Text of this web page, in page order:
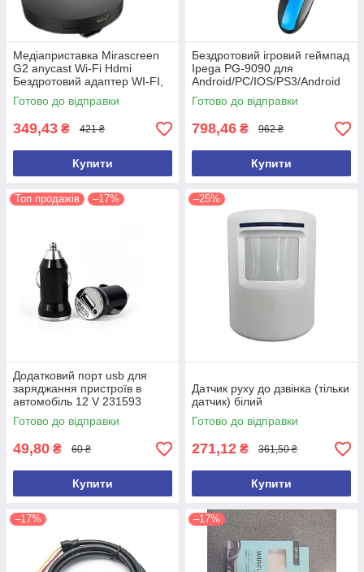
Медіаприставка Mirascreen
G2 anycast Wi-Fi Hdmi
Бездротовий адаптер WI-FI,
мережевий адаптер
міраскрін
Готово до відправки
349,43 ₴ 421 ₴
Купити
Бездротовий ігровий геймпад
Ipega PG-9090 для
Android/PC/IOS/PS3/Android
Tv Box, джойстик для
телефону, контролер (PG-
Готово до відправки
798,46 ₴ 962 ₴
Купити
Топ продажів –17%
Додатковий порт usb для
заряджання пристроїв в
автомобіль 12 V 231593
Готово до відправки
49,80 ₴ 60 ₴
Купити
–25%
Датчик руху до дзвінка (тільки
датчик) білий
Готово до відправки
271,12 ₴ 361,50 ₴
Купити
–17% –17%